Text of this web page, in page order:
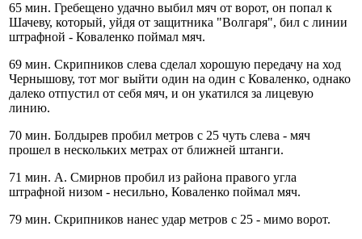
65 мин. Гребещено удачно выбил мяч от ворот, он попал к
Шачеву, который, уйдя от защитника "Волгаря", бил с линии
штрафной - Коваленко поймал мяч.
69 мин. Скрипников слева сделал хорошую передачу на ход
Чернышову, тот мог выйти один на один с Коваленко, однако
далеко отпустил от себя мяч, и он укатился за лицевую
линию.
70 мин. Болдырев пробил метров с 25 чуть слева - мяч
прошел в нескольких метрах от ближней штанги.
71 мин. А. Смирнов пробил из района правого угла
штрафной низом - несильно, Коваленко поймал мяч.
79 мин. Скрипников нанес удар метров с 25 - мимо ворот.